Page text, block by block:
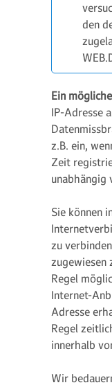
den
Ein
IP-Adresse
z.B. ein,
Zeit
unabhängig
Sie können
zu
zugewiesen
Regel
Internet-
Adresse
Regel
innerhalb
Wir